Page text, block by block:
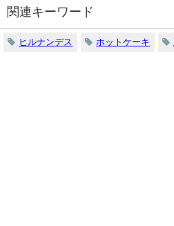
関連キーワード
ヒルナンデス ホットケーキ